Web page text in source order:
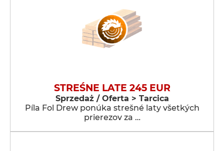
STREŚNE LATE 245 EUR
Sprzedaż / Oferta > Tarcica
Píla Fol Drew ponúka strešné laty všetkých
prierezov za …